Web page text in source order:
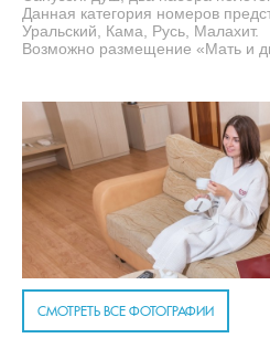
Данная категория номеров
Уральский, Кама, Русь, Малахит.
Возможно размещение «Мать и
СМОТРЕТЬ ВСЕ ФОТОГРАФИИ